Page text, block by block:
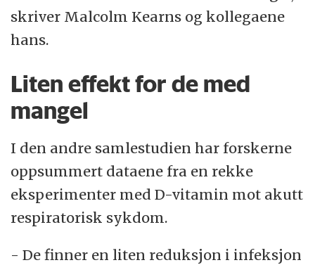
skriver Malcolm Kearns og kollegaene
hans.
Liten effekt for de med
mangel
I den andre samlestudien har forskerne
oppsummert dataene fra en rekke
eksperimenter med D-vitamin mot akutt
respiratorisk sykdom.
- De finner en liten reduksjon i infeksjon